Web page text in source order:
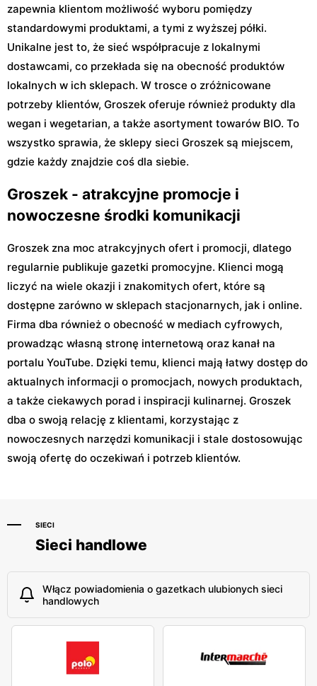
zapewnia klientom możliwość wyboru pomiędzy
standardowymi produktami, a tymi z wyższej półki.
Unikalne jest to, że sieć współpracuje z lokalnymi
dostawcami, co przekłada się na obecność produktów
lokalnych w ich sklepach. W trosce o zróżnicowane
potrzeby klientów, Groszek oferuje również produkty dla
wegan i wegetarian, a także asortyment towarów BIO. To
wszystko sprawia, że sklepy sieci Groszek są miejscem,
gdzie każdy znajdzie coś dla siebie.
Groszek - atrakcyjne promocje i
nowoczesne środki komunikacji
Groszek zna moc atrakcyjnych ofert i promocji, dlatego
regularnie publikuje gazetki promocyjne. Klienci mogą
liczyć na wiele okazji i znakomitych ofert, które są
dostępne zarówno w sklepach stacjonarnych, jak i online.
Firma dba również o obecność w mediach cyfrowych,
prowadząc własną stronę internetową oraz kanał na
portalu YouTube. Dzięki temu, klienci mają łatwy dostęp do
aktualnych informacji o promocjach, nowych produktach,
a także ciekawych porad i inspiracji kulinarnej. Groszek
dba o swoją relację z klientami, korzystając z
nowoczesnych narzędzi komunikacji i stale dostosowując
swoją ofertę do oczekiwań i potrzeb klientów.
SIECI
Sieci handlowe
Włącz powiadomienia o gazetkach ulubionych sieci
handlowych